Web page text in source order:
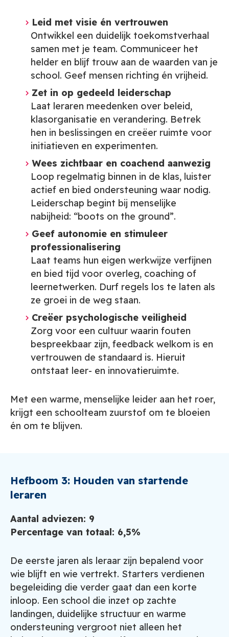
Leid met visie én vertrouwen
Ontwikkel een duidelijk toekomstverhaal
samen met je team. Communiceer het
helder en blijf trouw aan de waarden van je
school. Geef mensen richting én vrijheid.
Zet in op gedeeld leiderschap
Laat leraren meedenken over beleid,
klasorganisatie en verandering. Betrek
hen in beslissingen en creëer ruimte voor
initiatieven en experimenten.
Wees zichtbaar en coachend aanwezig
Loop regelmatig binnen in de klas, luister
actief en bied ondersteuning waar nodig.
Leiderschap begint bij menselijke
nabijheid: “boots on the ground”.
Geef autonomie en stimuleer
professionalisering
Laat teams hun eigen werkwijze verfijnen
en bied tijd voor overleg, coaching of
leernetwerken. Durf regels los te laten als
ze groei in de weg staan.
Creëer psychologische veiligheid
Zorg voor een cultuur waarin fouten
bespreekbaar zijn, feedback welkom is en
vertrouwen de standaard is. Hieruit
ontstaat leer- en innovatieruimte.
Met een warme, menselijke leider aan het roer,
krijgt een schoolteam zuurstof om te bloeien
én om te blijven.
Hefboom 3: Houden van startende
leraren
Aantal adviezen: 9
Percentage van totaal: 6,5%
De eerste jaren als leraar zijn bepalend voor
wie blijft en wie vertrekt. Starters verdienen
begeleiding die verder gaat dan een korte
inloop. Een school die inzet op zachte
landingen, duidelijke structuur en warme
ondersteuning vergroot niet alleen het